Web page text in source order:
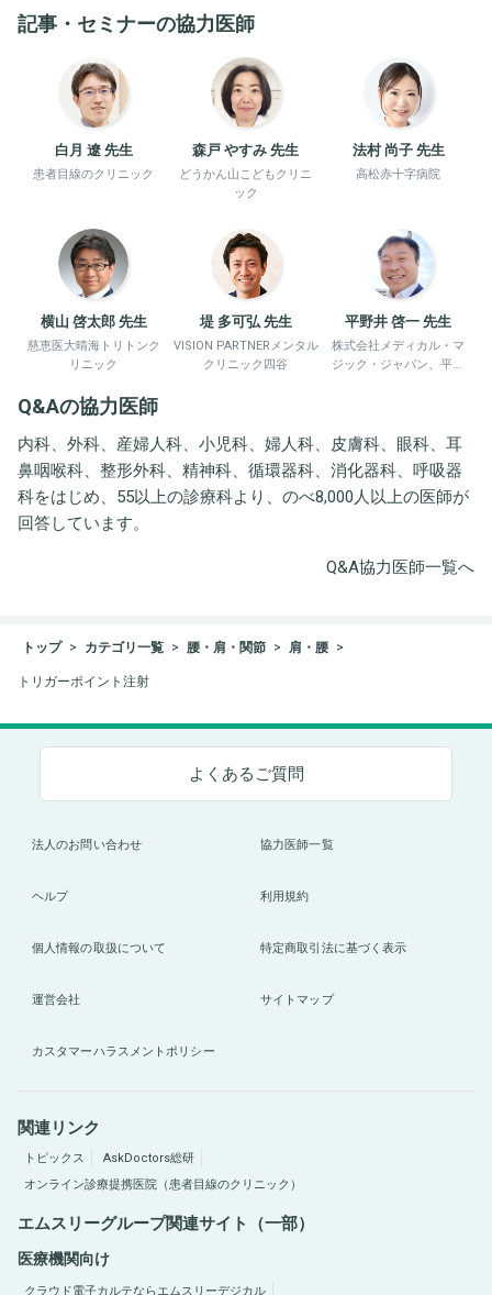
記事・セミナーの協力医師
白月 遼 先生
患者目線のクリニック
森戸 やすみ 先生
どうかん山こどもクリニ
ック
法村 尚子 先生
高松赤十字病院
横山 啓太郎 先生
慈恵医大晴海トリトンク
リニック
堤 多可弘 先生
VISION PARTNERメンタル
クリニック四谷
平野井 啓一 先生
株式会社メディカル・マ
ジック・ジャパン、平野
Q&Aの協力医師
内科、外科、産婦人科、小児科、婦人科、皮膚科、眼科、耳
鼻咽喉科、整形外科、精神科、循環器科、消化器科、呼吸器
科をはじめ、55以上の診療科より、のべ8,000人以上の医師が
回答しています。
Q&A協力医師一覧へ
トップ カテゴリ一覧 腰・肩・関節 肩・腰
トリガーポイント注射
よくあるご質問
法人のお問い合わせ 協力医師一覧
ヘルプ 利用規約
個人情報の取扱について 特定商取引法に基づく表示
運営会社 サイトマップ
カスタマーハラスメントポリシー
関連リンク
トピックス
AskDoctors総研
オンライン診療提携医院（患者目線のクリニック）
エムスリーグループ関連サイト（一部）
医療機関向け
クラウド電子カルテならエムスリーデジカル